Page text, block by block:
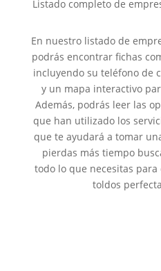
Listado completo de
En nuestro listado de
podrás encontrar fichas
incluyendo su teléfono de
y un mapa interactivo
Además, podrás leer las
que han utilizado los
que te ayudará a tomar
pierdas más tiempo
todo lo que necesitas
toldos